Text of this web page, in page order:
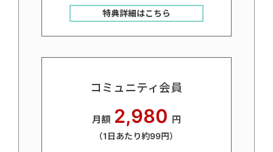
特典詳細はこちら
コミュニティ会員
月額 2,980 円
（1日あたり約99円）